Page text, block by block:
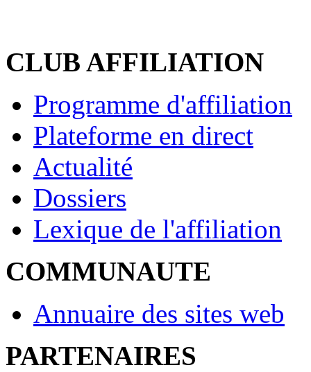
CLUB AFFILIATION
Programme d'affiliation
Plateforme en direct
Actualité
Dossiers
Lexique de l'affiliation
COMMUNAUTE
Annuaire des sites web
PARTENAIRES